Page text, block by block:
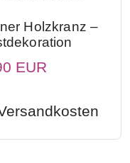
Holzkranz –
EUR